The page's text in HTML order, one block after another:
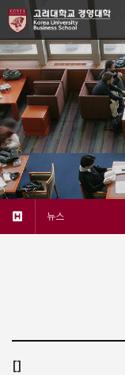
뉴스
[]